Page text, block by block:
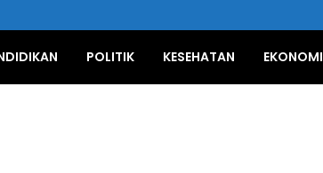
POLITIK KESEHATAN EKONOMI